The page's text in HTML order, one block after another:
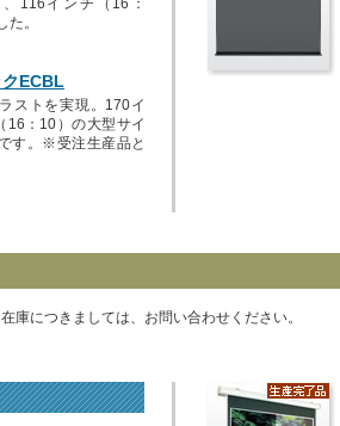
116インチ（16：
た。
ECBL
ストを実現。170イ
16：10）の大型サイ
す。※受注生産品と
庫につきましては、お問い合わせください。